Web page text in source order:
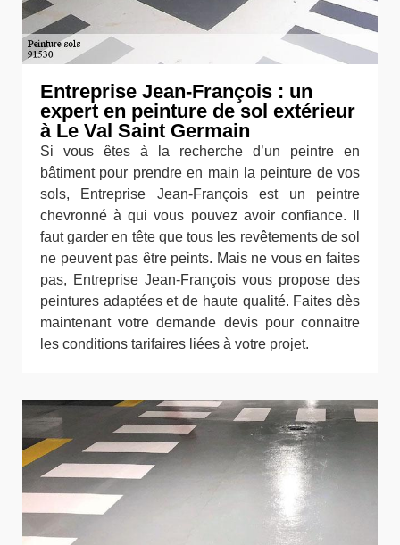
Entreprise Jean-François : un
expert en peinture de sol extérieur
à Le Val Saint Germain
Si vous êtes à la recherche d’un peintre en
bâtiment pour prendre en main la peinture de vos
sols, Entreprise Jean-François est un peintre
chevronné à qui vous pouvez avoir confiance. Il
faut garder en tête que tous les revêtements de sol
ne peuvent pas être peints. Mais ne vous en faites
pas, Entreprise Jean-François vous propose des
peintures adaptées et de haute qualité. Faites dès
maintenant votre demande devis pour connaitre
les conditions tarifaires liées à votre projet.